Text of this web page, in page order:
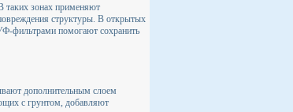
таких зонах применяют
структуры. В открытых
фильтрами помогают сохранить
дополнительным слоем
с грунтом, добавляют